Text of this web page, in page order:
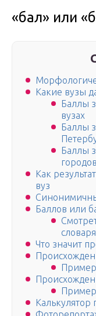
«бал» или
Какие вузы
Баллы
вузах
Баллы
Баллы
Как
вуз
Баллов или
Что значит
Калькулятор